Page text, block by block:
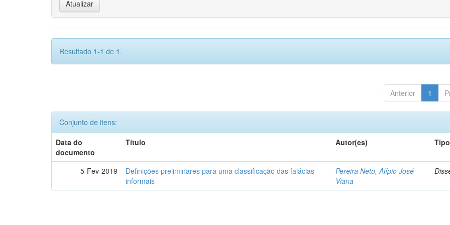
Resultado 1-1 de 1.
Anterior 1
Conjunto de itens:
Data do
documento
Título Autor(es) Tipo
5-Fev-2019
Definições preliminares para uma classificação das falácias
informais
Pereira Neto, Alípio José
Viana